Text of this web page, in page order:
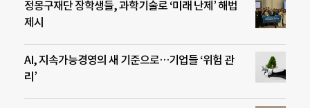
정몽구재단 장학생들, 과학기술로 ‘미래 난제’ 해법
제시
AI, 지속가능경영의 새 기준으로…기업들 ‘위험 관
리’